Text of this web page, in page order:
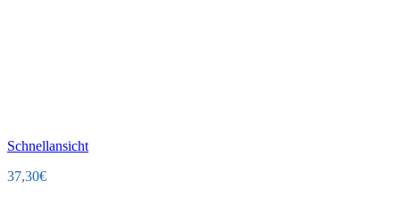
Schnellansicht
37,30€